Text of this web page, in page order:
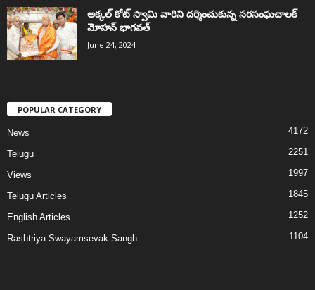
అక్కల్‌ కోట్‌ స్వామి వారిని దర్శించుకున్న సరసంఘచాలక్
మోహన్ భాగవత్
June 24, 2024
POPULAR CATEGORY
News 4172
Telugu 2251
Views 1997
Telugu Articles 1845
English Articles 1252
Rashtriya Swayamsevak Sangh 1104